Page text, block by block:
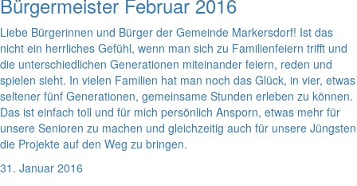
Liebe Bürgerinnen und Bürger der Gemeinde Markersdorf! Ist das
nicht ein herrliches Gefühl, wenn man sich zu Familienfeiern trifft und
die unterschiedlichen Generationen miteinander feiern, reden und
spielen sieht. In vielen Familien hat man noch das Glück, in vier, etwas
seltener fünf Generationen, gemeinsame Stunden erleben zu können.
Das ist einfach toll und für mich persönlich Ansporn, etwas mehr für
unsere Senioren zu machen und gleichzeitig auch für unsere Jüngsten
die Projekte auf den Weg zu bringen.
31. Januar 2016